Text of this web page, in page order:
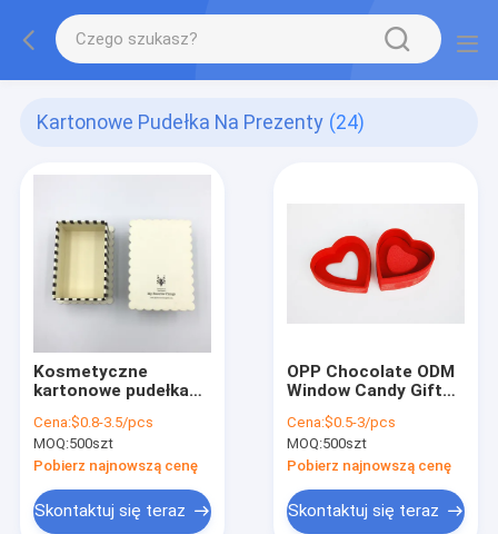
Kartonowe Pudełka Na Prezenty (24)
Kosmetyczne
kartonowe pudełka
pokrywkami
Opakowanie ODM Dno
z makulatury
Cena:$0.8-3.5/pcs
MOQ:500szt
Pobierz najnowszą cenę
Skontaktuj się teraz
OPP Chocolate ODM
Window Candy Gift
zamknięciem na
wstążkę SGS
Cena:$0.5-3/pcs
MOQ:500szt
Pobierz najnowszą cenę
Skontaktuj się teraz